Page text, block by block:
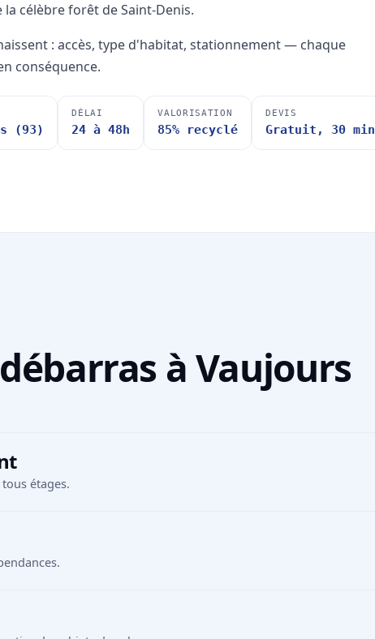
célèbre forêt de Saint-Denis.
: accès, type d'habitat, stationnement — chaque
conséquence.
(93)
DÉLAI
24 à 48h
VALORISATION
85% recyclé
DEVIS
Gratuit, 30 min
à Vaujours
étages.